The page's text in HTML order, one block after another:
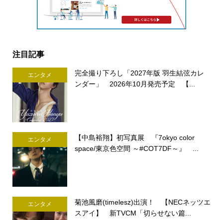
注目記事
エンタメ
完全撮り下ろし「2027年版 羽生結弦カレ
ンダー」 2026年10月発売予定 【...
エンタメ
【中島裕翔】初写真展 『7okyo color
space/東京色空間 ～#COT7DF～』 ...
エンタメ
菊池風磨(timelesz)出演！ 【NECネッツエ
スアイ】 新TVCM「切らせない篇...